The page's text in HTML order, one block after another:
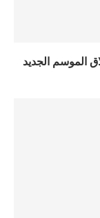
الموسم الجديد